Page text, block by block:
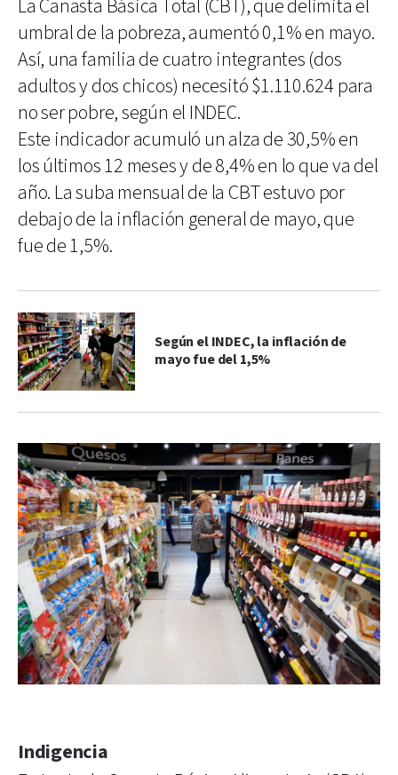
La Canasta Básica Total (CBT), que delimita el
umbral de la pobreza, aumentó 0,1% en mayo.
Así, una familia de cuatro integrantes (dos
adultos y dos chicos) necesitó $1.110.624 para
no ser pobre, según el INDEC.
Este indicador acumuló un alza de 30,5% en
los últimos 12 meses y de 8,4% en lo que va del
año. La suba mensual de la CBT estuvo por
debajo de la inflación general de mayo, que
fue de 1,5%.
Según el INDEC, la inflación de
mayo fue del 1,5%
Indigencia